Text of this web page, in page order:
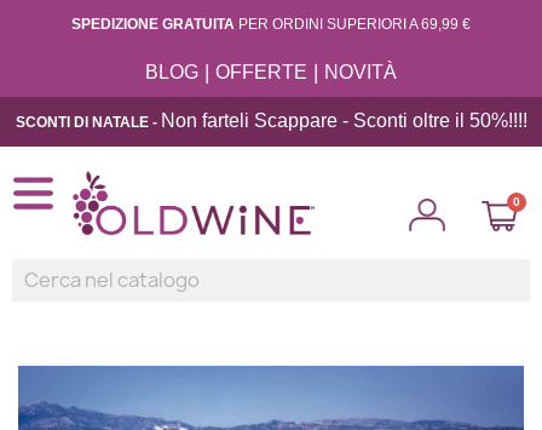
SPEDIZIONE GRATUITA PER ORDINI SUPERIORI A 69,99 €
BLOG | OFFERTE | NOVITÀ
SCONTI DI NATALE - Non farteli Scappare - Sconti oltre il 50%!!!!